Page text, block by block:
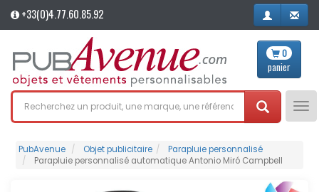
+33(0)4.77.60.85.92
0
panier
PubAvenue Objet publicitaire
Parapluie personnalisé
Parapluie personnalisé automatique Antonio Miró Campbell